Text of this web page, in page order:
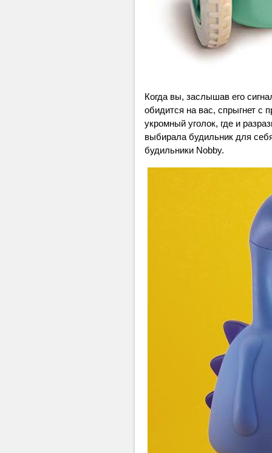
Когда вы, заслышав его
обидится на вас, спрыгнет с
укромный уголок, где и
выбирала будильник для
будильники Nobby.